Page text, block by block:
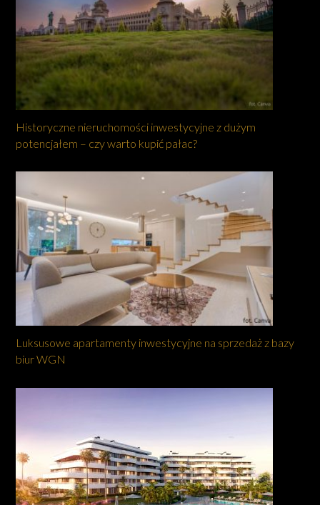
Historyczne nieruchomości inwestycyjne z dużym
potencjałem – czy warto kupić pałac?
Luksusowe apartamenty inwestycyjne na sprzedaż z bazy
biur WGN